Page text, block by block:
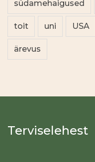
südamehaigused
toit uni USA
ärevus
Terviselehest